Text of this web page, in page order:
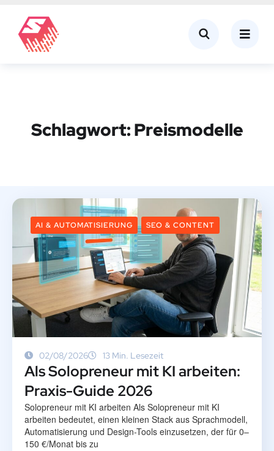
Schlagwort:Preismodelle
AI & AUTOMATISIERUNG SEO & CONTENT
02/08/2026 13 Min. Lesezeit
Als Solopreneur mit KI arbeiten:
Praxis-Guide 2026
Solopreneur mit KI arbeiten Als Solopreneur mit KI
arbeiten bedeutet, einen kleinen Stack aus Sprachmodell,
Automatisierung und Design-Tools einzusetzen, der für 0–
150 €/Monat bis zu